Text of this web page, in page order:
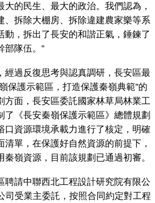
大的民生、最大的政治。我們認為，
、拆除大棚房、拆除違建農家樂等系
動，拆出了長安的和諧正氣，錘鍊了
部隊伍。”
過反復思考與認真調研，長安區最
保護示範區，打造保護秦嶺典範”的
方面，長安區委託國家林草局林業工
了《長安秦嶺保護示範區》總體規劃
口資源環境承載力進行了核定，明確
清單，在保護好自然資源的前提下，
秦嶺資源，目前該規劃已通過初審。
請中聯西北工程設計研究院有限公
司受業主委託，按照合同約定對工程